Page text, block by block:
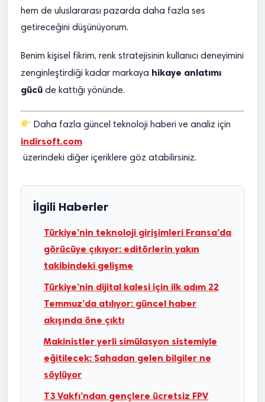
hem de uluslararası pazarda daha fazla ses
getireceğini düşünüyorum.
Benim kişisel fikrim, renk stratejisinin kullanıcı deneyimini
zenginleştirdiği kadar markaya hikaye anlatımı
gücü de kattığı yönünde.
Daha fazla güncel teknoloji haberi ve analiz için
indirsoft.com
üzerindeki diğer içeriklere göz atabilirsiniz.
İlgili Haberler
Türkiye’nin teknoloji girişimleri Fransa’da
görücüye çıkıyor: editörlerin yakın
takibindeki gelişme
Türkiye’nin dijital kalesi için ilk adım 22
Temmuz’da atılıyor: güncel haber
akışında öne çıktı
Makinistler yerli simülasyon sistemiyle
eğitilecek: Sahadan gelen bilgiler ne
söylüyor
T3 Vakfı’ndan gençlere ücretsiz FPV